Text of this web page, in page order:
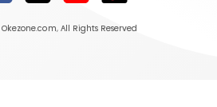
Okezone.com, All Rights Reserved